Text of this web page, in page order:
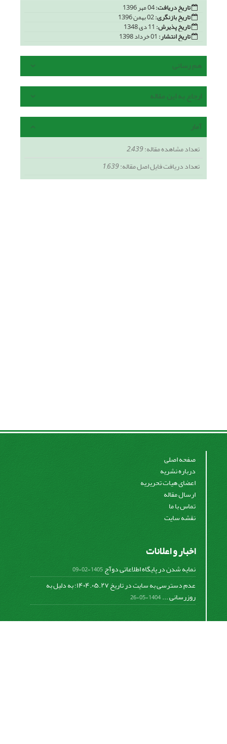
تاریخ دریافت:04 مهر 1396
تاریخ بازنگری:
تاریخ پذیرش:
تاریخ انتشار:
هم رسانی
ارجاع به این مقاله
آمار
تعداد مشاهده مقاله:2,439
تعداد دریافت فایل اصل مقاله:1,639
صفحه اصلی
درباره نشریه
اعضای هیات تحریریه
ارسال مقاله
تماس با ما
نقشه سایت
اخبار و اعلانات
نمایه شدن در پایگاه اطلاعاتی دوآج1405-02-09
عدم دسترسی به سایت در تاریخ ۱۴۰۴.۰۵.۲۷؛ به دلیل به
روزرسانی ...1404-05-26